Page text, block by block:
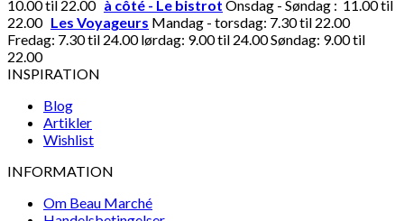
10.00 til 22.00 à côté - Le bistrot Onsdag - Søndag : 11.00 til
22.00 Les Voyageurs Mandag - torsdag: 7.30 til 22.00
Fredag: 7.30 til 24.00 lørdag: 9.00 til 24.00 Søndag: 9.00 til
22.00
INSPIRATION
Blog
Artikler
Wishlist
INFORMATION
Om Beau Marché